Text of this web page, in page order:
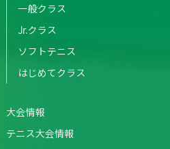
一般クラス
Jr.クラス
ソフトテニス
はじめてクラス
大会情報
テニス大会情報